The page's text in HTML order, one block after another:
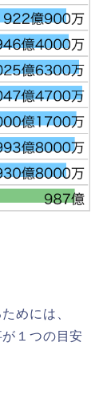
めには、
１つの目安